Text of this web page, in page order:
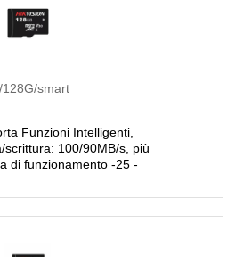
smart
Funzioni Intelligenti,
scrittura: 100/90MB/s, più
di funzionamento -25 -